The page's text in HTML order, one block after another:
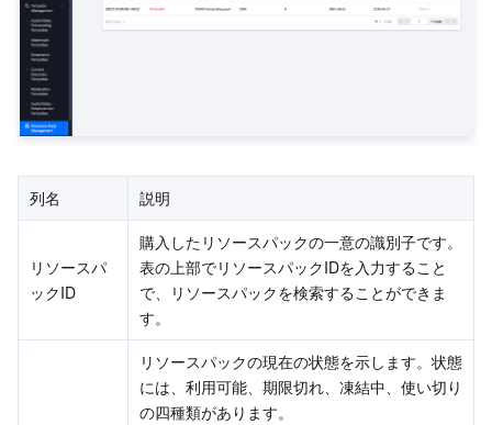
NoSQLデータベース
TencentDB for TcaplusDB
TencentDB for Tendis
TencentDB for CTSDB
データベース SaaS サービス
Database Expert Service
TencentDB for DBbrain
Database Management Center
Virtual Private Cloud
Cloud Load Balancer
Gateway Load Balancer
Direct Connect
データセキュリティ
Data Security Governance Center
Key Management Service
Secrets Manager
ビジネスセキュリティ
Text Moderation System
セキュリティサービス
Penetration Test Service
セキュリティ管理
列名 説明
リソースパ
ックID
購入したリソースパックの一意の識別子です。
表の上部でリソースパックIDを入力すること
で、リソースパックを検索することができま
す。
リソースパックの現在の状態を示します。状態
には、利用可能、期限切れ、凍結中、使い切り
の四種類があります。